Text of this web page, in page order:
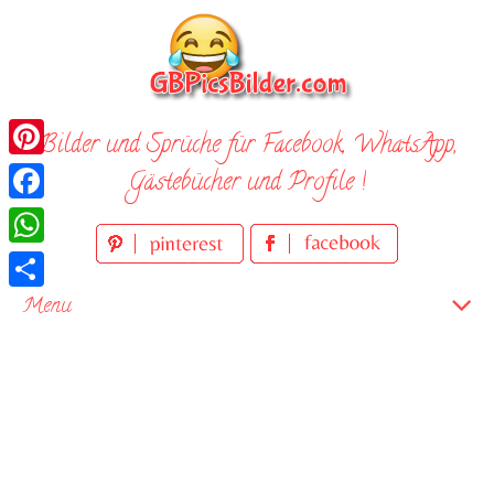
Bilder und Sprüche für Facebook, WhatsApp,
Gästebücher und Profile !
Menu
Pinterest
Facebook
WhatsApp
Teilen